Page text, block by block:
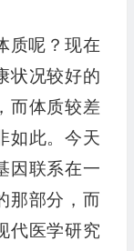
质呢？现在
状况较好的
而体质较差
如此。今天
因联系在一
那部分，而
代医学研究